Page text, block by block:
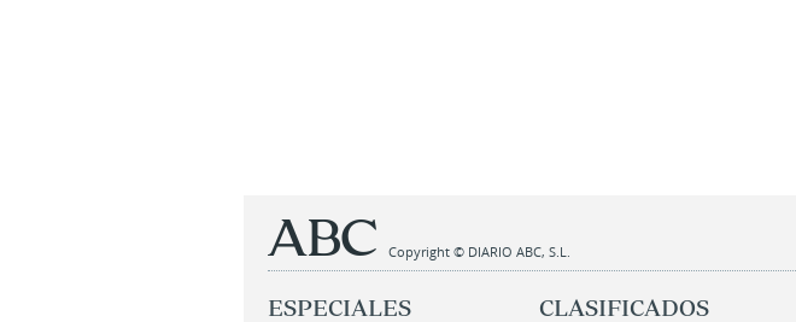
Copyright © DIARIO ABC, S.L.
ESPECIALES CLASIFICADOS